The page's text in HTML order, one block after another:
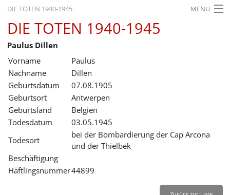
DIE TOTEN 1940-1945 MENU
STARTSEITE
AKTUELLES
AUSSTELLUNGEN
GESCHICHTE
BILDUNG
SERVICE
Deutsch ZurückGebärdensprache
DIE TOTEN 1940-1945
Paulus Dillen
Vorname
Paulus
Nachname
Dillen
Geburtsdatum
07.08.1905
Geburtsort
Antwerpen
Geburtsland
Belgien
Todesdatum
03.05.1945
Todesort
bei der Bombardierung der Cap Arcona
und der Thielbek
Beschäftigung
Häftlingsnummer44899